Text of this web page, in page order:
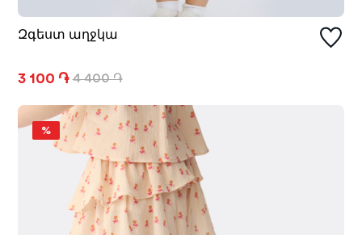
Զգեստ աղջկա
3 100 ֏ 4 400 ֏
%